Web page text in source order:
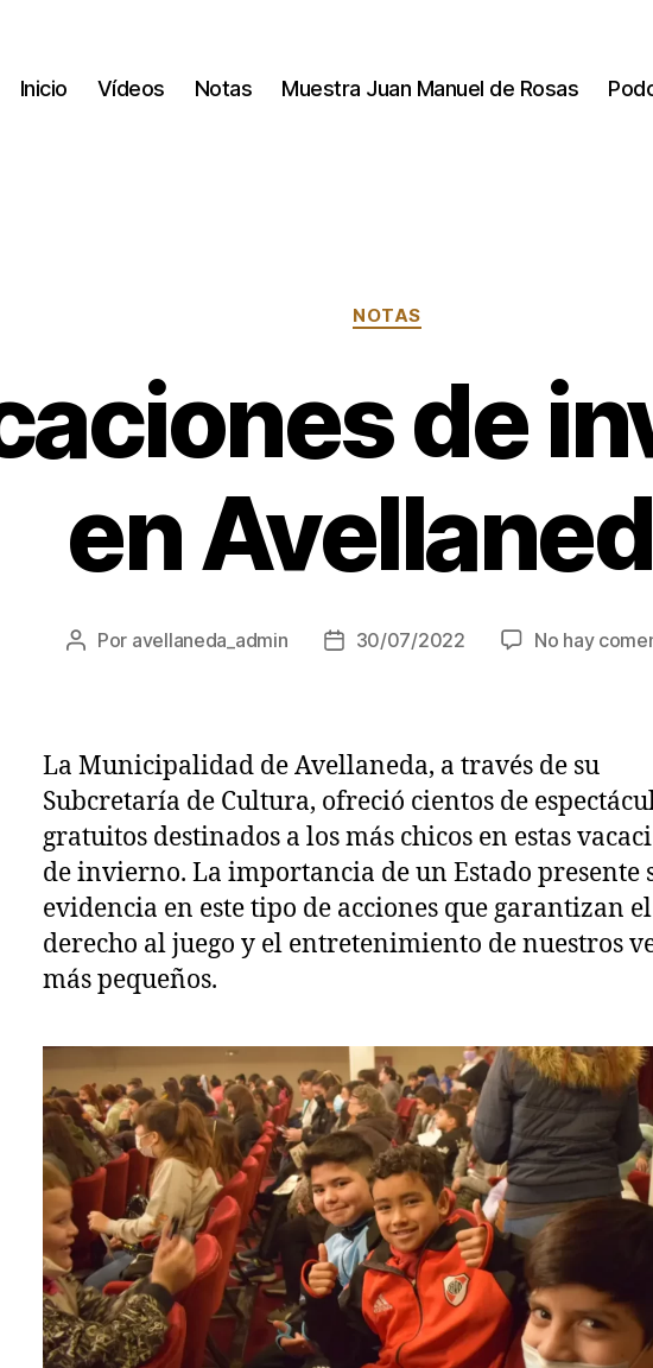
Inicio Vídeos Notas Muestra Juan Manuel de Rosas
Categorías
NOTAS
de
en
Autor
Por avellaneda_admin
Fecha30/07/2022 No hay
La Municipalidad de Avellaneda, a través de su
Subcretaría de Cultura, ofreció cientos de
gratuitos destinados a los más chicos en estas
de invierno. La importancia de un Estado presente
evidencia en este tipo de acciones que garantizan el
derecho al juego y el entretenimiento de nuestros
más pequeños.